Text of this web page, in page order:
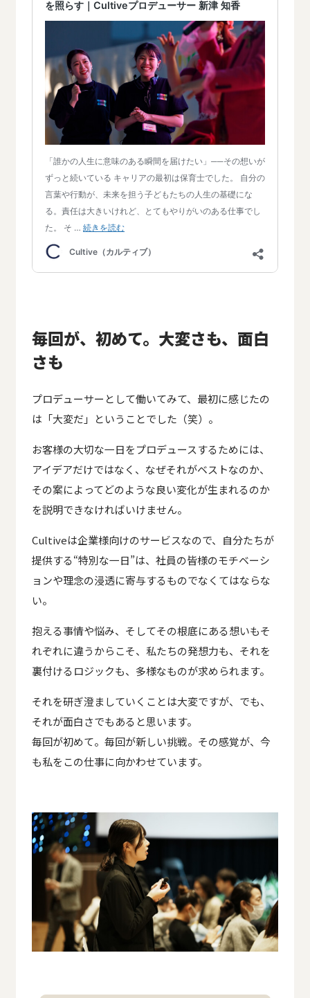
毎回が、初めて。大変さも、面白
さも
プロデューサーとして働いてみて、最初に感じたの
は「大変だ」ということでした（笑）。
お客様の大切な一日をプロデュースするためには、
アイデアだけではなく、なぜそれがベストなのか、
その案によってどのような良い変化が生まれるのか
を説明できなければいけません。
Cultiveは企業様向けのサービスなので、自分たちが
提供する“特別な一日”は、社員の皆様のモチベーシ
ョンや理念の浸透に寄与するものでなくてはならな
い。
抱える事情や悩み、そしてその根底にある想いもそ
れぞれに違うからこそ、私たちの発想力も、それを
裏付けるロジックも、多様なものが求められます。
それを研ぎ澄ましていくことは大変ですが、でも、
それが面白さでもあると思います。
毎回が初めて。毎回が新しい挑戦。その感覚が、今
も私をこの仕事に向かわせています。